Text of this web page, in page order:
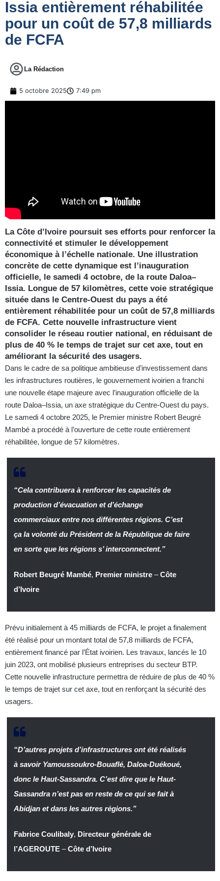
Issia entièrement réhabilitée
pour un coût de 57,8 milliards
de FCFA
La Rédaction
5 octobre 2025 7:49 pm
La Côte d’Ivoire poursuit ses efforts pour renforcer la
connectivité et stimuler le développement
économique à l’échelle nationale. Une illustration
concrète de cette dynamique est l’inauguration
officielle, le samedi 4 octobre, de la route Daloa–
Issia. Longue de 57 kilomètres, cette voie stratégique
située dans le Centre-Ouest du pays a été
entièrement réhabilitée pour un coût de 57,8 milliards
de FCFA. Cette nouvelle infrastructure vient
consolider le réseau routier national, en réduisant de
plus de 40 % le temps de trajet sur cet axe, tout en
améliorant la sécurité des usagers.
Dans le cadre de sa politique ambitieuse d’investissement dans
les infrastructures routières, le gouvernement ivoirien a franchi
une nouvelle étape majeure avec l’inauguration officielle de la
route Daloa–Issia, un axe stratégique du Centre-Ouest du pays.
Le samedi 4 octobre 2025, le Premier ministre Robert Beugré
Mambé a procédé à l’ouverture de cette route entièrement
réhabilitée, longue de 57 kilomètres.
“Cela contribuera à renforcer les capacités de
production d’évacuation et d’échange
commerciaux entre nos différentes régions. C’est
ça la volonté du Président de la République de faire
en sorte que les régions s’ interconnectent.”
Robert Beugré Mambé, Premier ministre –Côte
d’Ivoire
Prévu initialement à 45 milliards de FCFA, le projet a finalement
été réalisé pour un montant total de 57,8 milliards de FCFA,
entièrement financé par l’État ivoirien. Les travaux, lancés le 10
juin 2023, ont mobilisé plusieurs entreprises du secteur BTP.
Cette nouvelle infrastructure permettra de réduire de plus de 40 %
le temps de trajet sur cet axe, tout en renforçant la sécurité des
usagers.
“D’autres projets d’infrastructures ont été réalisés
à savoir Yamoussoukro-Bouaflé, Daloa-Duékoué,
donc le Haut-Sassandra. C’est dire que le Haut-
Sassandra n’est pas en reste de ce qui se fait à
Abidjan et dans les autres régions.”
Fabrice Coulibaly, Directeur générale de
l’AGEROUTE–Côte d’Ivoire